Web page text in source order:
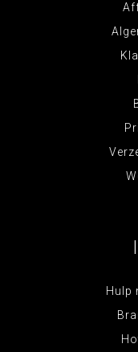
Hulp